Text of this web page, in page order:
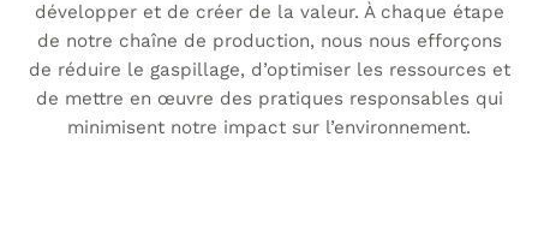
développer et de créer de la valeur. À chaque étape
de notre chaîne de production, nous nous efforçons
de réduire le gaspillage, d’optimiser les ressources et
de mettre en œuvre des pratiques responsables qui
minimisent notre impact sur l’environnement.